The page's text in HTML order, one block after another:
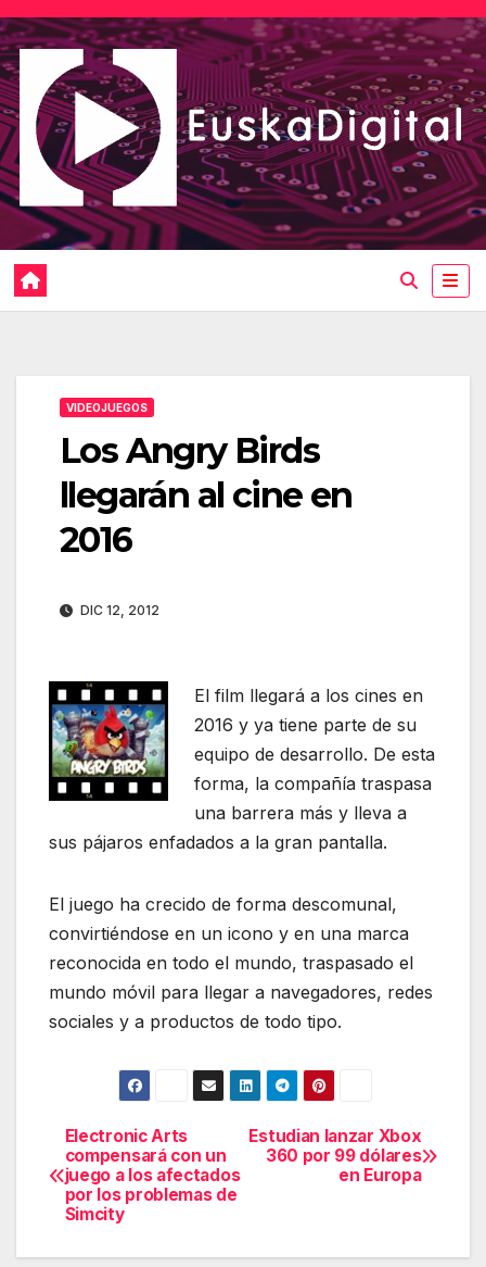
Saltar
al
contenido
VIDEOJUEGOS
Los Angry Birds
llegarán al cine en
2016
DIC 12, 2012
El film llegará a los cines en
2016 y ya tiene parte de su
equipo de desarrollo. De esta
forma, la compañía traspasa
una barrera más y lleva a
sus pájaros enfadados a la gran pantalla.
El juego ha crecido de forma descomunal,
convirtiéndose en un icono y en una marca
reconocida en todo el mundo, traspasado el
mundo móvil para llegar a navegadores, redes
sociales y a productos de todo tipo.
Navegación
de
entradas
Estudian lanzar Xbox
360 por 99 dólares
en Europa
Electronic Arts
compensará con un
juego a los afectados
por los problemas de
Simcity